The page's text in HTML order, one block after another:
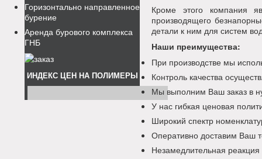
Горизонтально направленное
бурение
Аренда бурового комплекса
ГНБ
ИНДЕКС ЦЕН НА ПОЛИМЕРЫ
Кроме этого компания
производящего
детали к ним для систем
Наши преимущества:
При производстве мы
Контроль качества
Мы выполним Ваш заказ в
У нас гибкая ценовая
Широкий спектр
Оперативно доставим Ваш
Незамедлительная